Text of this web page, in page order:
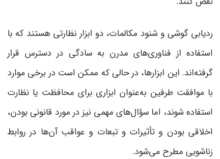
ردیابی گوشی و شنود مکالمات، دو ابزار نظارتی هستند که با
استفاده از فناوری‌های مدرن به سادگی در دسترس قرار
گرفته‌اند. این ابزارها، در حالی که ممکن است در برخی موارد
با موافقت طرفین به‌عنوان ابزاری برای محافظت یا نظارت
استفاده شوند، اما سؤال‌های مهمی نیز در مورد قانونی بودن،
اخلاقی بودن و تأثیرات و تبعات و عواقب آن‌ها در روابط
زناشویی مطرح می‌شود.